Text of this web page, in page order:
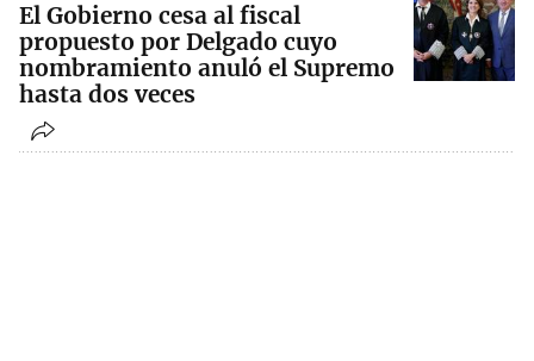
El Gobierno cesa al fiscal
propuesto por Delgado cuyo
nombramiento anuló el Supremo
hasta dos veces